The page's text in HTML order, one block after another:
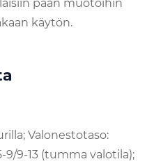
pään muotoihin
käytön.
Valonestotaso:
9/9-13 (tumma valotila);